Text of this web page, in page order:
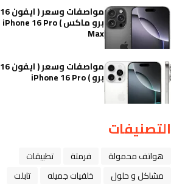
مواصفات وسعر ( ايفون 16
برو ماكس ) iPhone 16 Pro
Max
مواصفات وسعر ( ايفون 16
برو ) iPhone 16 Pro
التصنيفات
هواتف محمولة فرمتة
تطبيقات
مشاكل و حلول
خلفيات جميله
تابلت